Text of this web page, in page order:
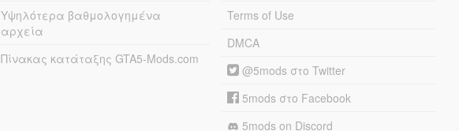
Υψηλότερα βαθμολογημένα
αρχεία
Πίνακας κατάταξης GTA5-Mods.com
Terms of Use
DMCA
@5mods στο Twitter
5mods στο Facebook
5mods on Discord